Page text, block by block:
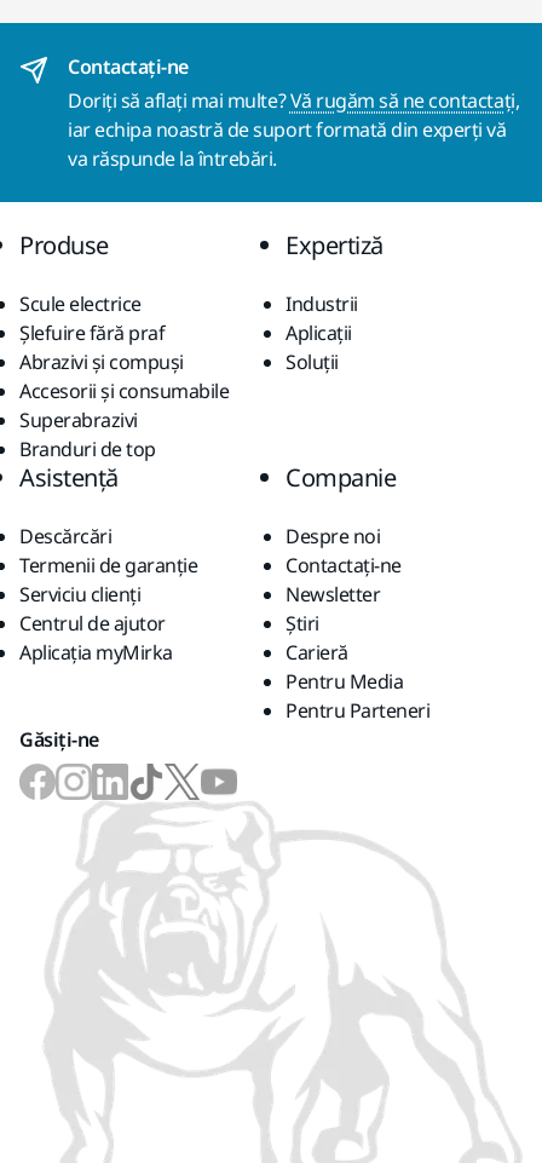
Contactaţi-ne
Doriți să aflați mai multe?Vă rugăm să ne contactați,
iar echipa noastră de suport formată din experți vă
va răspunde la întrebări.
Produse
Scule electrice
Șlefuire fără praf
Abrazivi și compuși
Accesorii și consumabile
Superabrazivi
Branduri de top
Expertiză
Industrii
Aplicații
Soluții
Asistență
Descărcări
Termenii de garanție
Serviciu clienți
Centrul de ajutor
Aplicația myMirka
Companie
Despre noi
Contactaţi-ne
Newsletter
Știri
Carieră
Pentru Media
Pentru Parteneri
Găsiți-ne